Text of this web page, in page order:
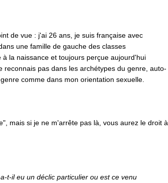
de vue : j'ai 26 ans, je suis française avec
une famille de gauche des classes
la naissance et toujours perçue aujourd'hui
reconnais pas dans les archétypes du genre, auto-
comme dans mon orientation sexuelle.
mais si je ne m'arrête pas là, vous aurez le droit à
t-il eu un déclic particulier ou est ce venu